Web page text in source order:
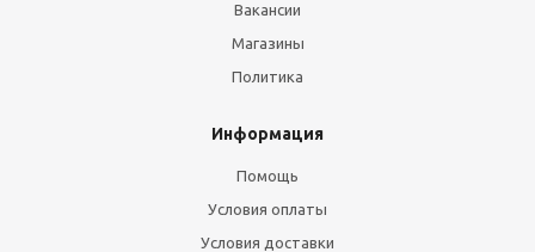
Вакансии
Магазины
Политика
Информация
Помощь
Условия оплаты
Условия доставки